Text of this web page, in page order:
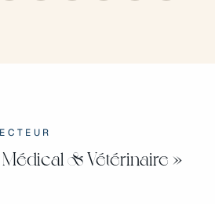
Médical & Vétérinaire »